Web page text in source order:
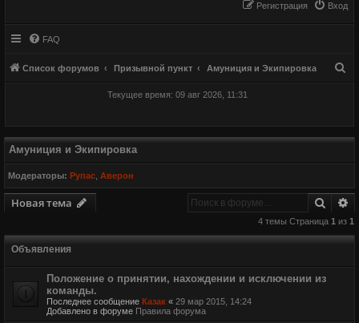
Вход
Регистрация
FAQ
Список форумов Призывной пункт Амуниция и Экипировка
Текущее время: 09 авг 2026, 11:31
Амуниция и Экипировка
Модераторы: Рупас ,Аверон
Новая тема Поиск
4 темы Страница 1 из 1
Объявления
Положение о принятии, нахождении и исключении из
команды.
Последнее сообщение Казак « 29 мар 2015, 14:24
Добавлено в форуме Правила форума